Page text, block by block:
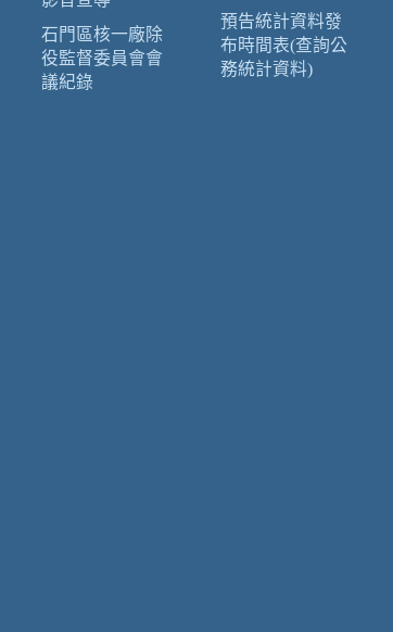
石門區核一廠除
役監督委員會會
議紀錄
預告統計資料發
布時間表(查詢公
務統計資料)